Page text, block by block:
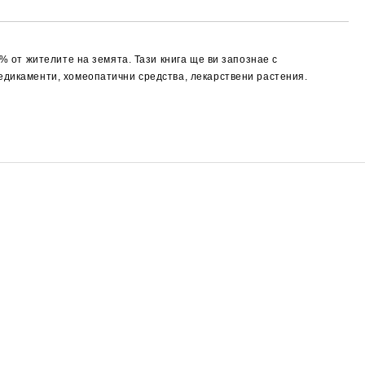
от жителите на земята. Тази книга ще ви запознае с
хомеопатични средства, лекарствени растения.